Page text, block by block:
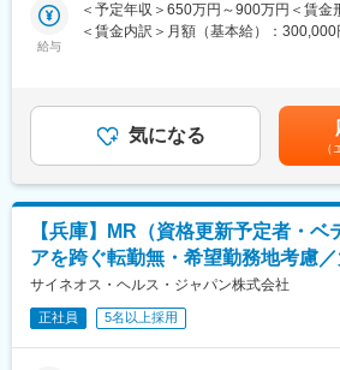
いただきます。
・担当エリアの訪問医療施設のターゲ
・医療従事者向けの説明会の企画・実
ーション推進のための研究会・勉強会
画・運営 等
※勤務地については、選考内で希望を伺
＼IQVIAでMRとして働く魅力／
（１）充実の待遇：同業他社の中でも
日当の支給の他、退職金や団体保険制
帰省交通費の支給など福利厚生が充実
社員が多いのも特徴です。
給与
＜予定年収＞650万円～900万円＜賃金
＜賃金内訳＞月額（基本給）：
ジェクト稼働手当(35,000円)、外勤日
間以上）■変動賞与制（6月・12月・3
センティブ：3月（対象者）賃金はあ
選考を通じて上下する可能性がありま
含めた表記です。
気になる
【兵庫】MR（資格更新予定者・
アを跨ぐ転勤無・希望勤務地考慮
サイネオス・ヘルス・ジャパン株式会社
正社員 5名以上採用